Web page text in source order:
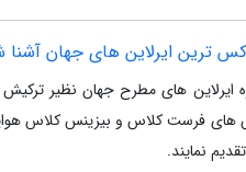
ترین ایرلاین های جهان آشنا
ایرلاین های مطرح جهان نظیر ترکیش
فرست کلاس و بیزینس کلاس
نمایند.